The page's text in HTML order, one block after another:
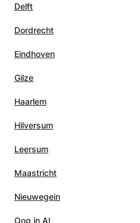
Delft
Dordrecht
Eindhoven
Gilze
Haarlem
Hilversum
Leersum
Maastricht
Nieuwegein
Oog in Al